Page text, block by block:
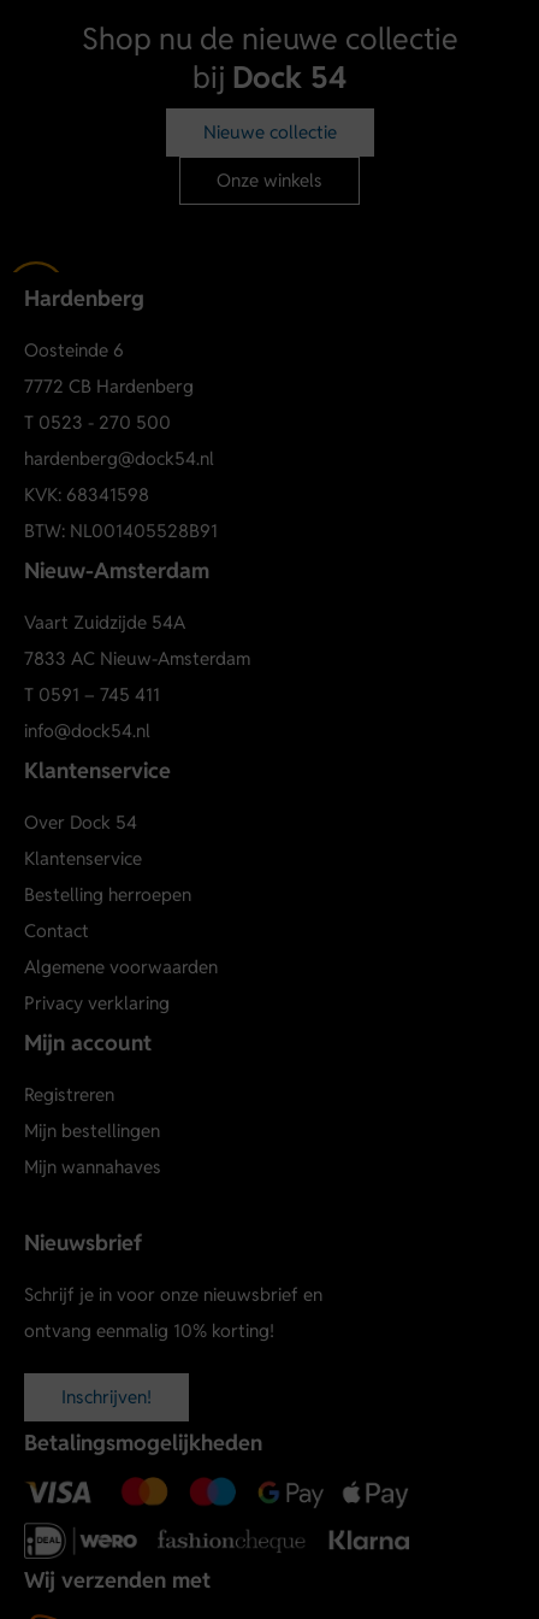
moderne streetwear upgrade.
Materiaal & verzorging
Gemaakt van katoen voor een zacht en comfortabel
Ademend en huidvriendelijk
Ideaal voor dagelijks gebruik
Binnenstebuiten wassen om prints mooi te houden
Shop nu de nieuwe collectie
bij Dock 54
Nieuwe collectie
Onze winkels
Hardenberg
Oosteinde 6
7772 CB Hardenberg
T 0523 - 270 500
hardenberg@dock54.nl
KVK: 68341598
BTW: NL001405528B91
Nieuw-Amsterdam
Vaart Zuidzijde 54A
7833 AC Nieuw-Amsterdam
T 0591 – 745 411
info@dock54.nl
Klantenservice
Over Dock 54
Klantenservice
Bestelling herroepen
Contact
Algemene voorwaarden
Privacy verklaring
Mijn account
Registreren
Mijn bestellingen
Mijn wannahaves
Nieuwsbrief
Schrijf je in voor onze nieuwsbrief en
ontvang eenmalig 10% korting!
Inschrijven!
Betalingsmogelijkheden
Wij verzenden met